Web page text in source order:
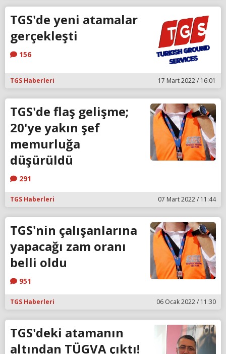
TGS'de yeni atamalar
gerçekleşti
156
TGS Haberleri 17 Mart 2022 / 16:01
TGS'de flaş gelişme;
20'ye yakın şef
memurluğa
düşürüldü
291
TGS Haberleri 07 Mart 2022 / 11:44
TGS'nin çalışanlarına
yapacağı zam oranı
belli oldu
951
TGS Haberleri 06 Ocak 2022 / 11:30
TGS'deki atamanın
altından TÜGVA çıktı!